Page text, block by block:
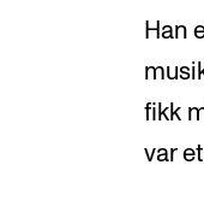
Han
fikk
var